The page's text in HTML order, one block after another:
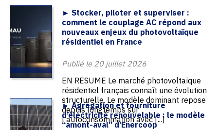
► Stocker, piloter et superviser :
comment le couplage AC répond aux
nouveaux enjeux du photovoltaïque
résidentiel en France
Publié le 20 juillet 2026
EN RESUME Le marché photovoltaïque
résidentiel français connaît une évolution
structurelle. Le modèle dominant repose
depuis longtemps sur
l’autoconsommation avec [...]
► Agrégation et fourniture
d’électricité renouvelable : le modèle
“amont-aval” d’Enercoop